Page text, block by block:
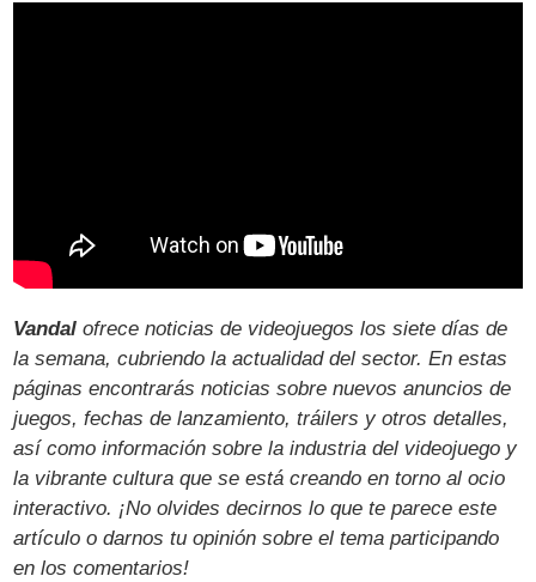
Vandal ofrece noticias de videojuegos los siete días de
la semana, cubriendo la actualidad del sector. En estas
páginas encontrarás noticias sobre nuevos anuncios de
juegos, fechas de lanzamiento, tráilers y otros detalles,
así como información sobre la industria del videojuego y
la vibrante cultura que se está creando en torno al ocio
interactivo. ¡No olvides decirnos lo que te parece este
artículo o darnos tu opinión sobre el tema participando
en los comentarios!